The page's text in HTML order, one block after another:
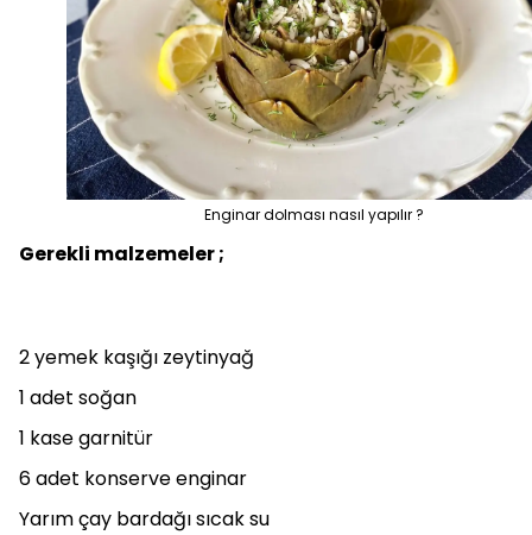
Enginar dolması nasıl yapılır ?
Gerekli malzemeler ;
2 yemek kaşığı zeytinyağ
1 adet soğan
1 kase garnitür
6 adet konserve enginar
Yarım çay bardağı sıcak su